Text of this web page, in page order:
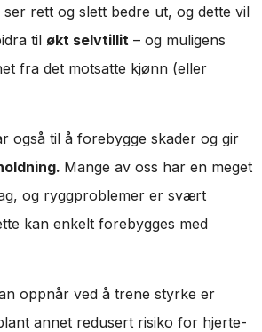
rett og slett bedre ut, og dette vil
til økt selvtillit – og muligens
fra det motsatte kjønn (eller
også til å forebygge skader og gir
Mange av oss har en meget
og ryggproblemer er svært
kan enkelt forebygges med
oppnår ved å trene styrke er
annet redusert risiko for hjerte-